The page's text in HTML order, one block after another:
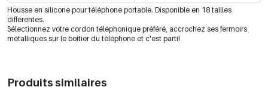
Housse en silicone pour téléphone portable. Disponible en 18 tailles
différentes.
Sélectionnez votre cordon téléphonique préféré, accrochez ses fermoirs
métalliques sur le boîtier du téléphone et c'est parti!
Produits similaires